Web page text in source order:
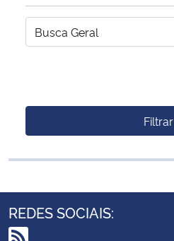
Filtrar
REDES SOCIAIS: